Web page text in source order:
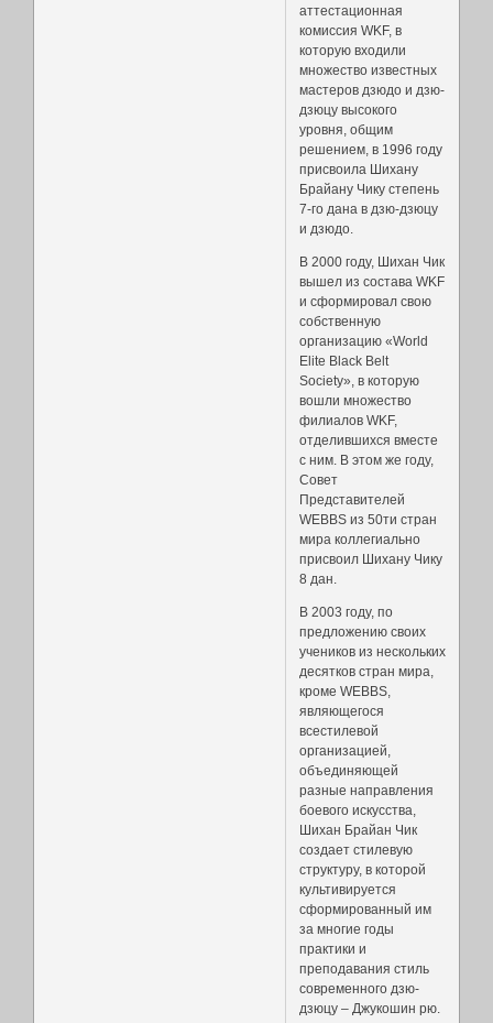
аттестационная
комиссия WKF, в
которую входили
множество известных
мастеров дзюдо и дзю-
дзюцу высокого
уровня, общим
решением, в 1996 году
присвоила Шихану
Брайану Чику степень
7-го дана в дзю-дзюцу
и дзюдо.
В 2000 году, Шихан Чик
вышел из состава WKF
и сформировал свою
собственную
организацию «World
Elite Black Belt
Society», в которую
вошли множество
филиалов WKF,
отделившихся вместе
с ним. В этом же году,
Совет
Представителей
WEBBS из 50ти стран
мира коллегиально
присвоил Шихану Чику
8 дан.
В 2003 году, по
предложению своих
учеников из нескольких
десятков стран мира,
кроме WEBBS,
являющегося
всестилевой
организацией,
объединяющей
разные направления
боевого искусства,
Шихан Брайан Чик
создает стилевую
структуру, в которой
культивируется
сформированный им
за многие годы
практики и
преподавания стиль
современного дзю-
дзюцу – Джукошин рю.